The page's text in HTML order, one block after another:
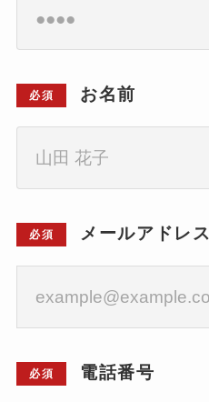
必須 お名前
必須 メールアドレス
必須 電話番号